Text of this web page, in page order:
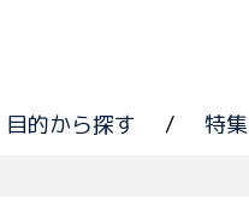
目的から探す / 特集